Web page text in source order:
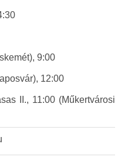
9:00
12:00
II., 11:00 (Műkertvárosi